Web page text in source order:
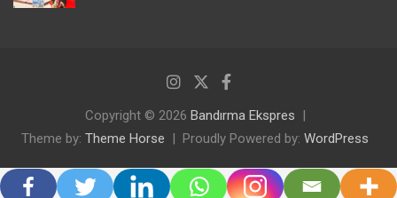
Copyright © 2026 Bandırma Ekspres
Theme by: Theme Horse Proudly Powered by: WordPress